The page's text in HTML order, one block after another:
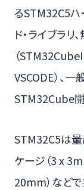
るSTM32C5ハ
ド・ライブラ
（
VSCODE）、
STM32Cube
STM32C5は量
ケージ（3 x
20mm）など